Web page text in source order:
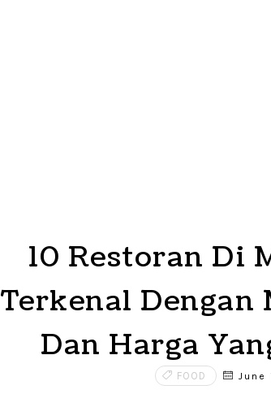
10 Restoran Di
Terkenal Dengan
Dan Harga
FOOD June